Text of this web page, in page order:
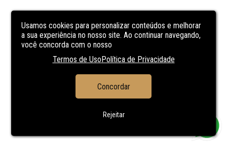
Usamos cookies para personalizar conteúdos e melhorar
a sua experiência no nosso site. Ao continuar navegando,
você concorda com o nosso
Termos de UsoPolítica de Privacidade
Concordar
Rejeitar